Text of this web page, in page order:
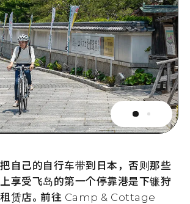
自己的自行车带到日本，否则那些
享受飞岛的第一个停靠港是下镰狩
赁店。前往 Camp & Cottage